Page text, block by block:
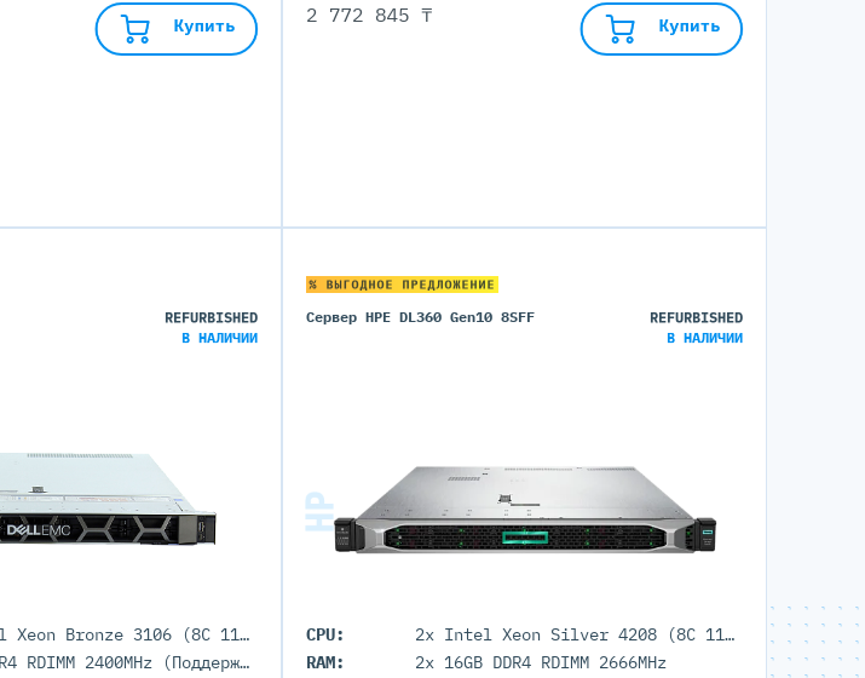
Купить 2 772 845 ₸ Купить
REFURBISHED
В НАЛИЧИИ
1x Intel Xeon Bronze 3106 (8C 11M Cache 1.70 GHz)
16GB DDR4 RDIMM 2400MHz (Поддержка до 3Тб максимально, 24 DIMM портов)
% ВЫГОДНОЕ ПРЕДЛОЖЕНИЕ
Сервер HPE DL360 Gen10 8SFF
REFURBISHED
В НАЛИЧИИ
CPU:
2x Intel Xeon Silver 4208 (8C 11M Cache 2.10 GHz)
RAM:
2x 16GB DDR4 RDIMM 2666MHz